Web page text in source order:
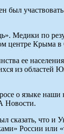
был
Медики по
центре Крыма
ее
из областей
о языке
Новости.
сказать, что и
России